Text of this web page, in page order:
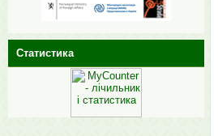
Статистика